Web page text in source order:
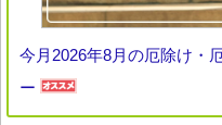
今月2026年8月の厄除け・
ー